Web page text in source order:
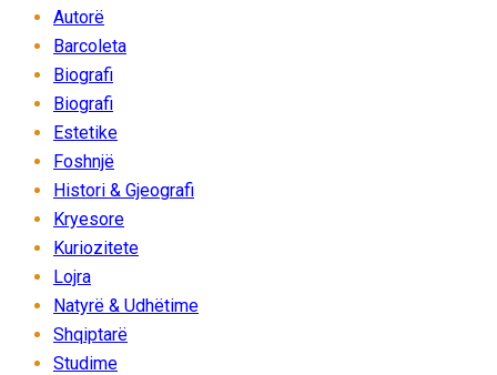
Autorë
Barcoleta
Biografi
Biografi
Estetike
Foshnjë
Histori & Gjeografi
Kryesore
Kuriozitete
Lojra
Natyrë & Udhëtime
Shqiptarë
Studime